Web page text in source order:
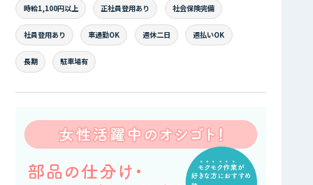
時給1,100円以上 正社員登用あり 社会保険完備
社員登用あり 車通勤OK 週休二日 週払いOK
長期 駐車場有